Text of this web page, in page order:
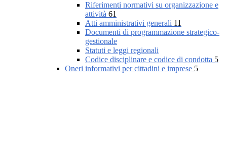
Riferimenti normativi su organizzazione e
attività 61
Atti amministrativi generali 11
Documenti di programmazione strategico-
gestionale
Statuti e leggi regionali
Codice disciplinare e codice di condotta 5
Oneri informativi per cittadini e imprese 5